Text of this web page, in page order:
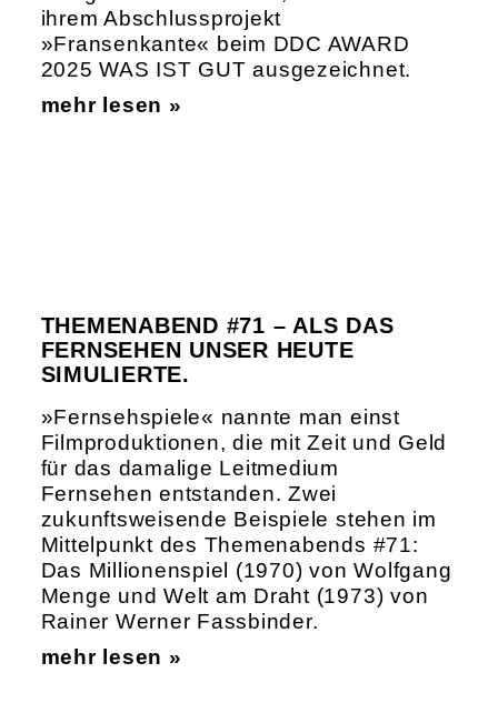
ihrem Abschlussprojekt
»Fransenkante« beim DDC AWARD
2025 WAS IST GUT ausgezeichnet.
mehr lesen »
THEMENABEND #71 – ALS DAS
FERNSEHEN UNSER HEUTE
SIMULIERTE.
»Fernsehspiele« nannte man einst
Filmproduktionen, die mit Zeit und Geld
für das damalige Leitmedium
Fernsehen entstanden. Zwei
zukunftsweisende Beispiele stehen im
Mittelpunkt des Themenabends #71:
Das Millionenspiel (1970) von Wolfgang
Menge und Welt am Draht (1973) von
Rainer Werner Fassbinder.
mehr lesen »